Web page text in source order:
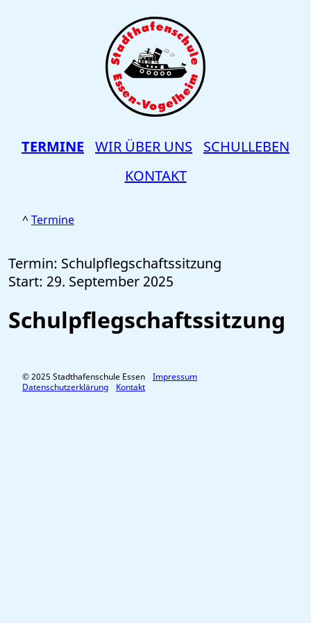
TERMINE WIR ÜBER UNS
SCHULLEBEN
KONTAKT
Termin: Schulpflegschaftssitzung
Start: 29. September 2025
Schulpflegschaftssitzung
Termine
© 2025 Stadthafenschule Essen
Impressum
Datenschutzerklärung
Kontakt